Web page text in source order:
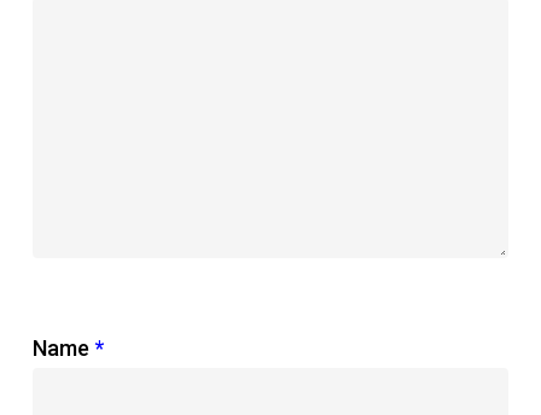
Name *